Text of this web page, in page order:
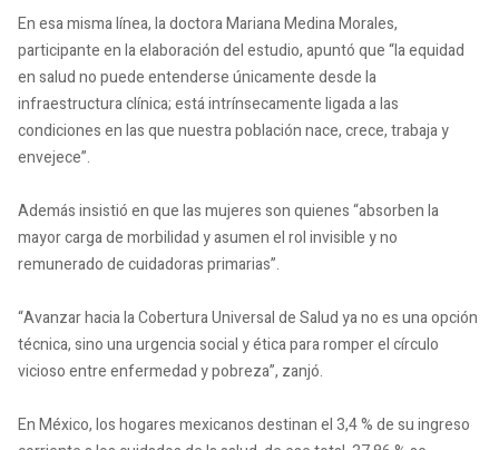
En esa misma línea, la doctora Mariana Medina Morales,
participante en la elaboración del estudio, apuntó que “la equidad
en salud no puede entenderse únicamente desde la
infraestructura clínica; está intrínsecamente ligada a las
condiciones en las que nuestra población nace, crece, trabaja y
envejece”.
Además insistió en que las mujeres son quienes “absorben la
mayor carga de morbilidad y asumen el rol invisible y no
remunerado de cuidadoras primarias”.
“Avanzar hacia la Cobertura Universal de Salud ya no es una opción
técnica, sino una urgencia social y ética para romper el círculo
vicioso entre enfermedad y pobreza”, zanjó.
En México, los hogares mexicanos destinan el 3,4 % de su ingreso